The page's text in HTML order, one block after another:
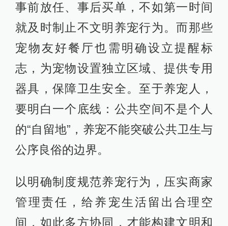
事前放任、事后买单，不如第一时间
就及时制止不文明养宠行为。而那些
宠物友好餐厅也需明确设立提醒标
志，为宠物设置独立区域、提供专用
器具，保障卫生安全。至于养宠人，
要明白一个底线：公共空间不是个人
的“自留地”，养宠不能突破公共卫生与
公序良俗的边界。
以明确制度规范养宠行为，压实商家
管理责任，给养宠生活留出合理空
间，如此多方协同，才能构建文明和